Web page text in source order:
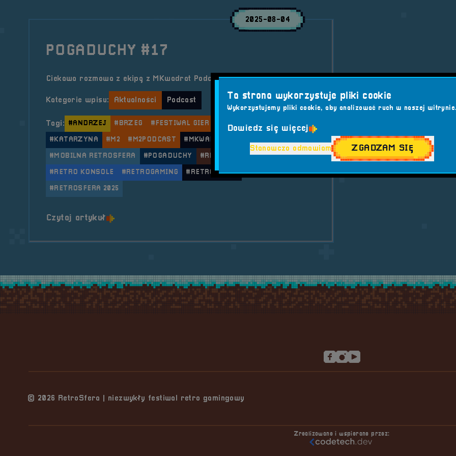
2025-08-04
POGADUCHY #17
Ciekawa rozmowa z ekipą z MKwadrat Podcast.
Kategorie wpisu: Aktualności Podcast
Tagi: #ANDRZEJ #BRZEG #FESTIWAL GIER #GAMING #GRY RETRO
#KATARZYNA #M2 #M2PODCAST #MKWADRAT
#MOBILNA RETROSFERA #POGADUCHY #RETRO GAMING
#RETRO KONSOLE #RETROGAMING #RETROSFERA
#RETROSFERA 2025
Czytaj artykuło tytule POGADUCHY #17
© 2026 RetroSfera | niezwykły festiwal retro gamingowy
Zrealizowane i wspierane przez:
Ta strona wykorzystuje pliki cookie
Wykorzystujemy pliki cookie, aby analizować ruch w naszej
Dowiedz się więcej
Stanowczo odmawiam ZGADZAM SIĘ